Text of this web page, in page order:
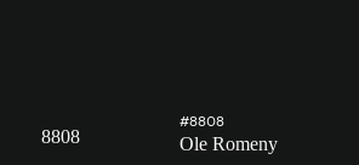
8808
#8808
Ole Romeny